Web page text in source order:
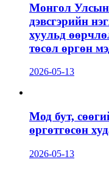
Монгол Улсын
дэвсгэрийн
хуульд
төсөл өргөн
2026-05-13
Мод бут,
өргөтгөсөн
2026-05-13